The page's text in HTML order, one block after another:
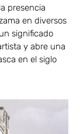
presencia
en diversos
significado
y abre una
en el siglo